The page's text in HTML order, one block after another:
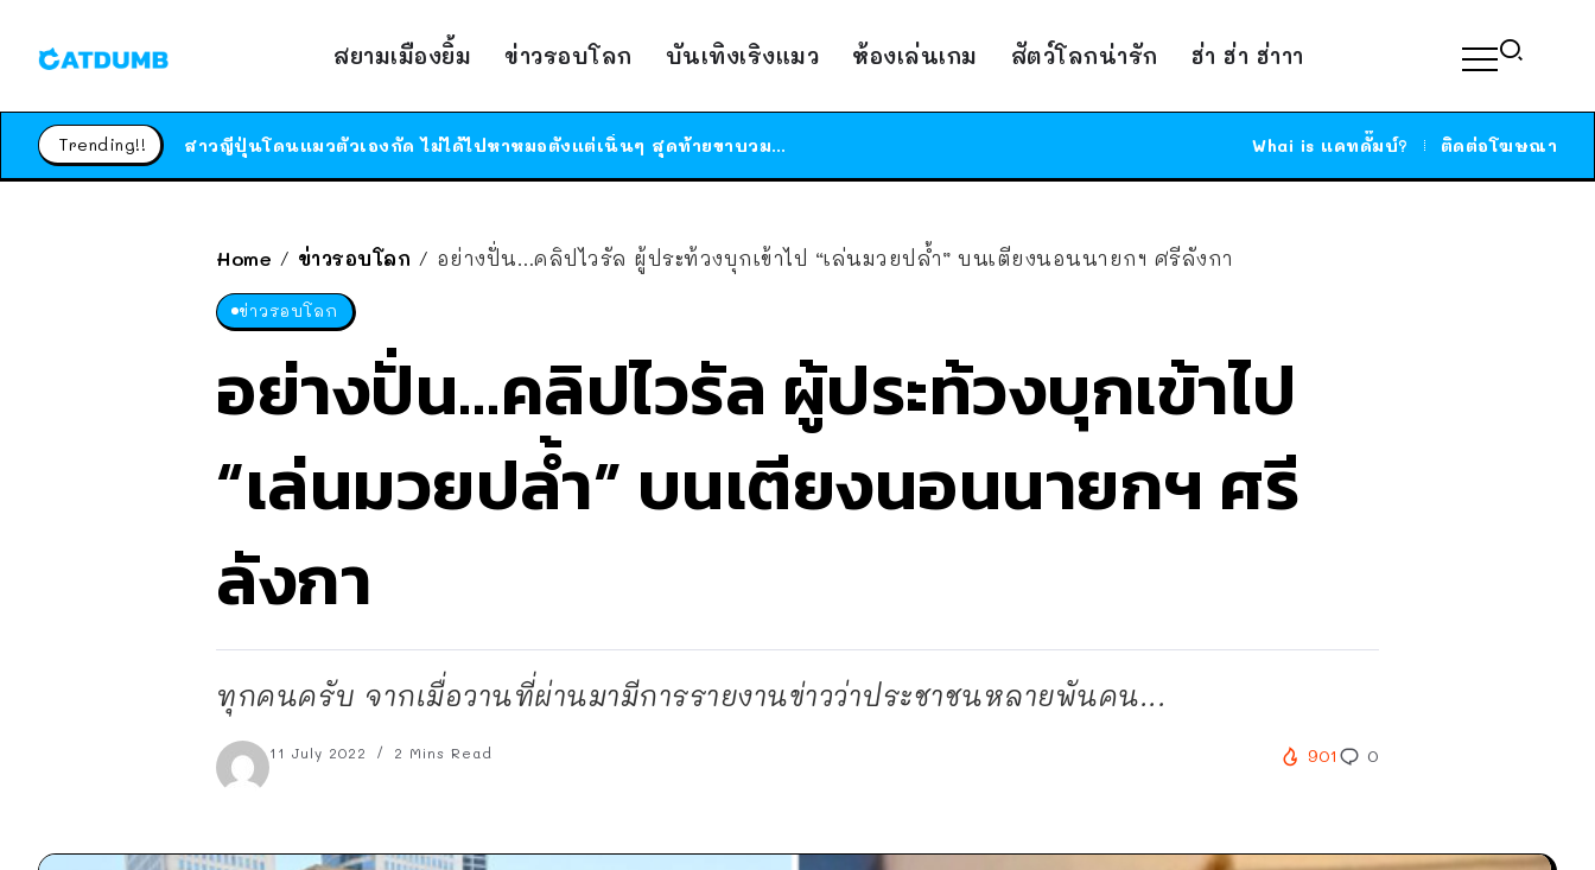
สยามเมืองยิ้ม ข่าวรอบโลก บันเทิงเริงแมว ห้องเล่นเกม สัตว์โลกน่ารัก ฮ่า ฮ่า ฮ่าาา
Trending!!
ร้านอาหารในนิวยอร์กประกาศปิดตัวลง หลังอยู่มานานกว่า 45 ปี ติดป้ายขอบคุณลูกค้าทุกคน แถมสูตรทำไวท์ซอสให้แบบจัดเต็ม
ได้เวลาเด็กหนวดรวมตัว RF Online Next เปิดให้เล่นแล้ว เกม Sci-Fi MMORPG ระดับตำนาน เล่นได้ทั้งมือถือและ PC Whai is แคทดั๊มบ์? ติดต่อโฆษณา
Home / ข่าวรอบโลก / อย่างปั่น…คลิปไวรัล ผู้ประท้วงบุกเข้าไป “เล่นมวยปล้ำ” บนเตียงนอนนายกฯ ศรีลังกา
ข่าวรอบโลก
อย่างปั่น…คลิปไวรัล ผู้ประท้วงบุกเข้าไป
“เล่นมวยปล้ำ” บนเตียงนอนนายกฯ ศรี
ลังกา
ทุกคนครับ จากเมื่อวานที่ผ่านมามีการรายงานข่าวว่าประชาชนหลายพันคน...
11 July 2022 2 Mins Read 901 0